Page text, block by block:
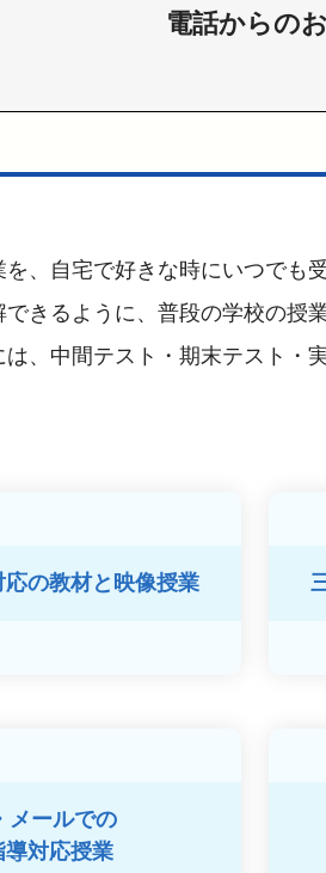
電話からの
、自宅で好きな時にいつでも
きるように、普段の学校の授
、中間テスト・期末テスト・
応の教材と映像授業
メールでの
導対応授業